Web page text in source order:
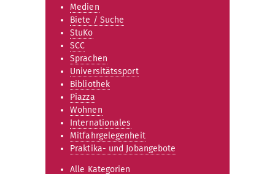
Medien
Biete / Suche
StuKo
SCC
Sprachen
Universitätssport
Bibliothek
Piazza
Wohnen
Internationales
Mitfahrgelegenheit
Praktika- und Jobangebote
Alle Kategorien